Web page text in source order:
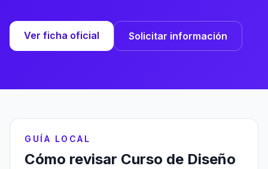
Ver ficha oficial Solicitar información
GUÍA LOCAL
Cómo revisar Curso de Diseño